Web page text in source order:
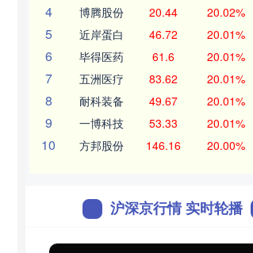
4 博腾股份 20.44 20.02%
5 近岸蛋白 46.72 20.01%
6 毕得医药 61.6 20.01%
7 五洲医疗 83.62 20.01%
8 耐科装备 49.67 20.01%
9 一博科技 53.33 20.01%
10 方邦股份 146.16 20.00%
沪深京行情 实时轮播